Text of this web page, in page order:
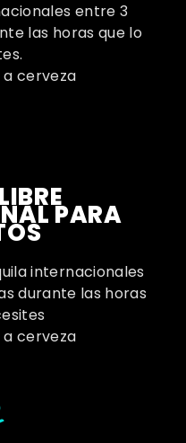
entre 3
las horas que lo
cerveza
PARA
internacionales
durante las horas
cerveza